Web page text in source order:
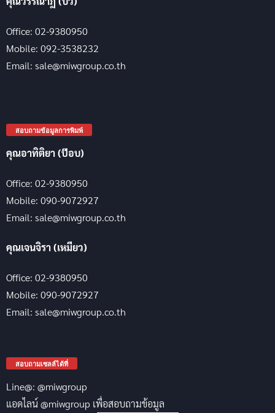
Office: 02-9380950
Mobile: 092-3538232
Email: sale@miwgroup.co.th
สอบถามข้อมูลการพิมพ์
คุณอาทิติยา (ป๊อบ)
Office: 02-9380950
Mobile: 090-9072927
Email: sale@miwgroup.co.th
คุณเจนจิรา (เหมียว)
Office: 02-9380950
Mobile: 090-9072927
Email: sale@miwgroup.co.th
สอบถามเซลล์ได้ที่
Line@: @miwgroup
แอดไลน์ @miwgroup เพื่อสอบถามข้อมูล